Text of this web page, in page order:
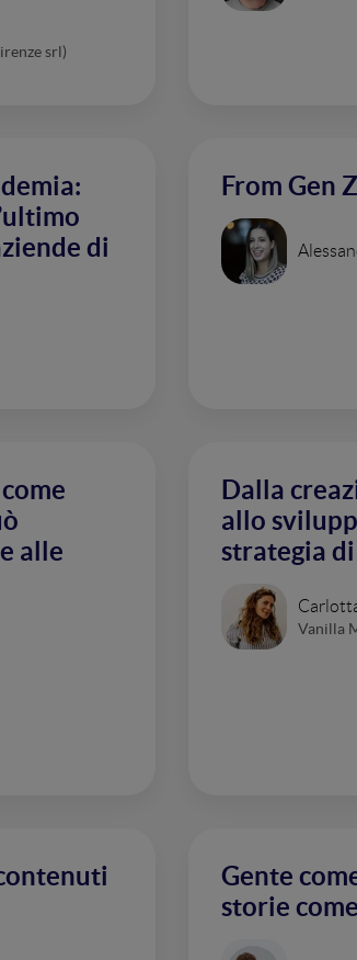
srl)
di
From Gen
alle
Dalla
allo
strategia
Vanilla
Gente
storie